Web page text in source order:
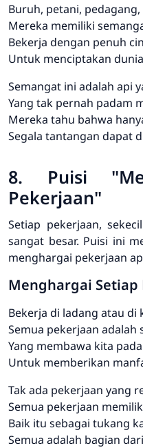
Buruh, petani,
Mereka memiliki
Bekerja dengan penuh
Untuk menciptakan
Semangat ini adalah api
Yang tak pernah padam
Mereka tahu bahwa
Segala tantangan dapat
8. Puisi
Pekerjaan"
Setiap pekerjaan,
sangat besar. Puisi ini
menghargai pekerjaan
Menghargai Setiap
Bekerja di ladang atau di
Semua pekerjaan adalah
Yang membawa kita
Untuk memberikan
Tak ada pekerjaan yang
Semua pekerjaan
Baik itu sebagai tukang
Semua adalah bagian